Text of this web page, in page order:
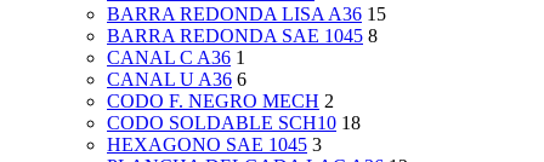
BARRA REDONDA LISA A36 15
BARRA REDONDA SAE 1045 8
CANAL C A36 1
CANAL U A36 6
CODO F. NEGRO MECH 2
CODO SOLDABLE SCH10 18
HEXAGONO SAE 1045 3